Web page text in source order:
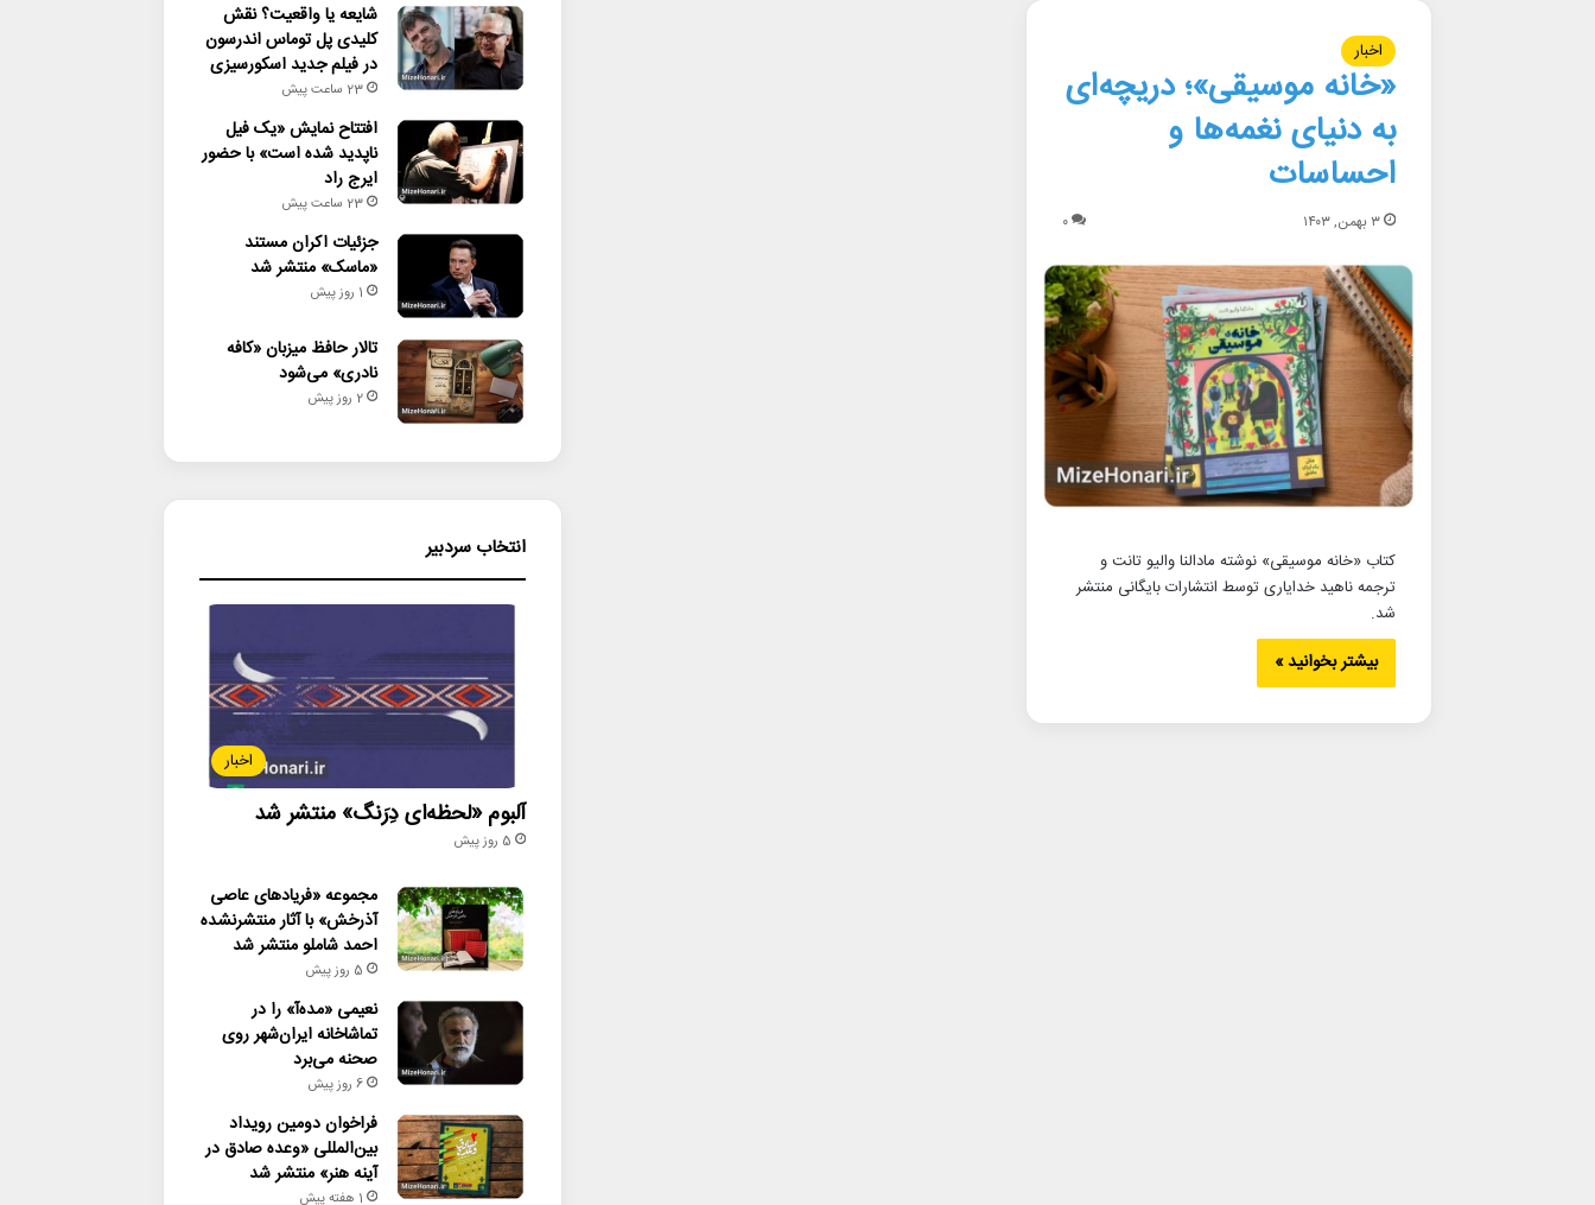
اخبار
«خانه موسیقی»؛ دریچه‌ای
به دنیای نغمه‌ها و
احساسات
۳ بهمن, ۱۴۰۳ ۰
کتاب «خانه موسیقی» نوشته مادالنا والیو تانت و
ترجمه ناهید خدایاری توسط انتشارات بایگانی منتشر
شد.
بیشتر بخوانید »
شایعه یا واقعیت؟ نقش
کلیدی پل توماس اندرسون
در فیلم جدید اسکورسیزی
23 ساعت پیش
افتتاح نمایش «یک فیل
ناپدید شده است» با حضور
ایرج راد
23 ساعت پیش
جزئیات اکران مستند
«ماسک» منتشر شد
1 روز پیش
تالار حافظ میزبان «کافه
نادری» می‌شود
2 روز پیش
انتخاب سردبیر
اخبار
آلبوم «لحظه‌ای دِرَنگ» منتشر شد
5 روز پیش
مجموعه «فریادهای عاصی
آذرخش» با آثار منتشرنشده
احمد شاملو منتشر شد
5 روز پیش
نعیمی «مده‌آ» را در
تماشاخانه ایران‌شهر روی
صحنه می‌برد
6 روز پیش
فراخوان دومین رویداد
بین‌المللی «وعده صادق در
آینه هنر» منتشر شد
1 هفته پیش